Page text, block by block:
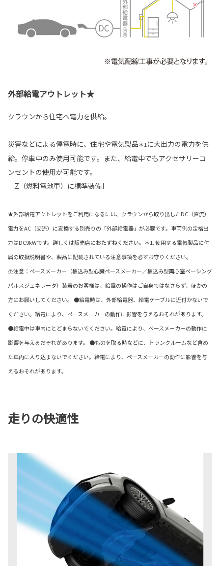
外部給電アウトレット★
クラウンから住宅へ電力を供給。
災害などによる停電時に、住宅や電気製品＊1 に大出力の電力を供
給。停車中のみ使用可能です。また、給電中でもアクセサリーコ
ンセントの使用が可能です。
［Z（燃料電池車）に標準装備］
★外部給電アウトレットをご利用になるには、クラウンから取り出したDC（直流）
電力をAC（交流）に変換する別売りの「外部給電器」が必要です。車両側の定格出
力はDC9kWです。詳しくは販売店におたずねください。＊1. 使用する電気製品に付
属の取扱説明書や、製品に記載されている注意事項を必ずお守りください。
⚠注意：ペースメーカー（植込み型心臓ペースメーカー／植込み型両心室ペーシング
パルスジェネレータ）装着のお客様は、給電の操作はご自身ではなさらず、ほかの
方にお願いしてください。 ●給電時は、外部給電器、給電ケーブルに近付かないで
ください。給電により、ペースメーカーの動作に影響を与えるおそれがあります。
●給電中は車内にとどまらないでください。給電により、ペースメーカーの動作に
影響を与えるおそれがあります。 ●ものを取る時などに、トランクルームなど含め
た車内に入り込まないでください。給電により、ペースメーカーの動作に影響を与
えるおそれがあります。
走りの快適性